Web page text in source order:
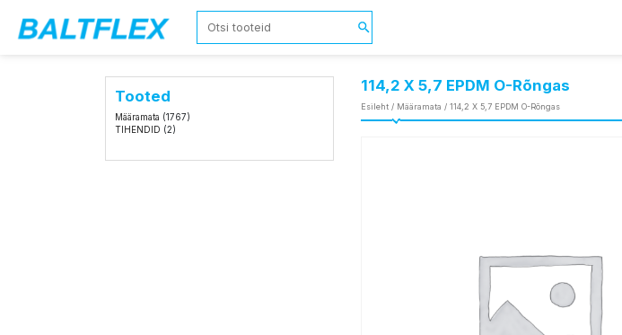
Tooted
Määramata (1767)
TIHENDID (2)
114,2 X 5,7 EPDM O-Rõngas
Esileht / Määramata / 114,2 X 5,7 EPDM O-Rõngas